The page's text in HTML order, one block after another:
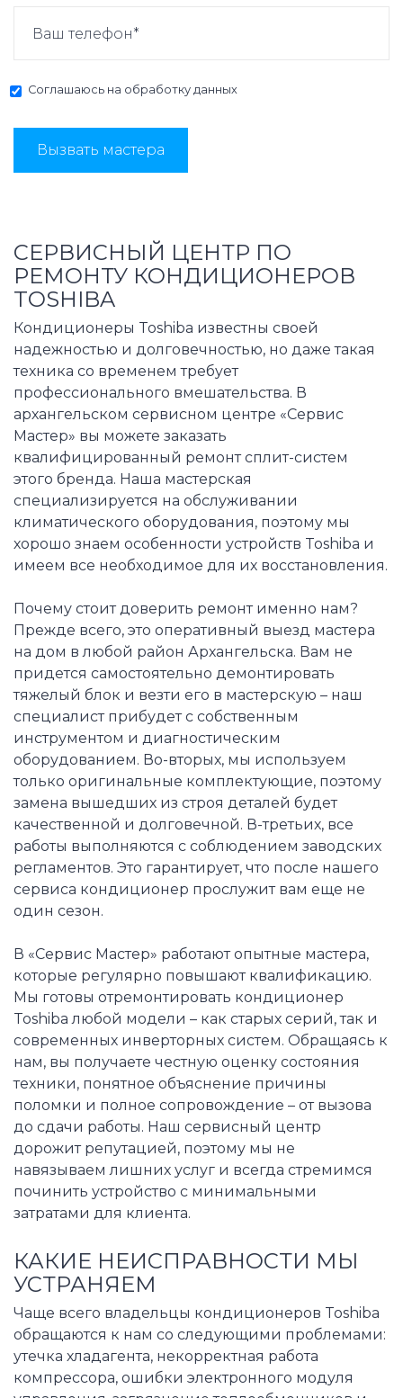
Соглашаюсь на обработку данных
Вызвать мастера
СЕРВИСНЫЙ ЦЕНТР ПО
РЕМОНТУ КОНДИЦИОНЕРОВ
TOSHIBA
Кондиционеры Toshiba известны своей
надежностью и долговечностью, но даже такая
техника со временем требует
профессионального вмешательства. В
архангельском сервисном центре «Сервис
Мастер» вы можете заказать
квалифицированный ремонт сплит-систем
этого бренда. Наша мастерская
специализируется на обслуживании
климатического оборудования, поэтому мы
хорошо знаем особенности устройств Toshiba и
имеем все необходимое для их восстановления.
Почему стоит доверить ремонт именно нам?
Прежде всего, это оперативный выезд мастера
на дом в любой район Архангельска. Вам не
придется самостоятельно демонтировать
тяжелый блок и везти его в мастерскую – наш
специалист прибудет с собственным
инструментом и диагностическим
оборудованием. Во-вторых, мы используем
только оригинальные комплектующие, поэтому
замена вышедших из строя деталей будет
качественной и долговечной. В-третьих, все
работы выполняются с соблюдением заводских
регламентов. Это гарантирует, что после нашего
сервиса кондиционер прослужит вам еще не
один сезон.
В «Сервис Мастер» работают опытные мастера,
которые регулярно повышают квалификацию.
Мы готовы отремонтировать кондиционер
Toshiba любой модели – как старых серий, так и
современных инверторных систем. Обращаясь к
нам, вы получаете честную оценку состояния
техники, понятное объяснение причины
поломки и полное сопровождение – от вызова
до сдачи работы. Наш сервисный центр
дорожит репутацией, поэтому мы не
навязываем лишних услуг и всегда стремимся
починить устройство с минимальными
затратами для клиента.
КАКИЕ НЕИСПРАВНОСТИ МЫ
УСТРАНЯЕМ
Чаще всего владельцы кондиционеров Toshiba
обращаются к нам со следующими проблемами:
утечка хладагента, некорректная работа
компрессора, ошибки электронного модуля